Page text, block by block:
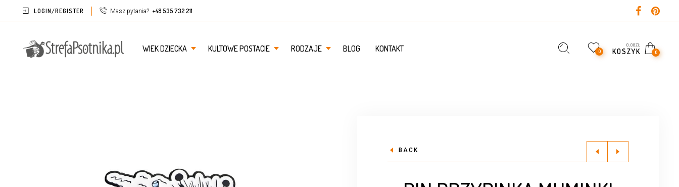
LOGIN/REGISTER Masz pytania? +48 535 732 211
WIEK DZIECKA KULTOWE POSTACIE RODZAJE BLOG KONTAKT 0
0,00ZŁ
KOSZYK 0
BACK